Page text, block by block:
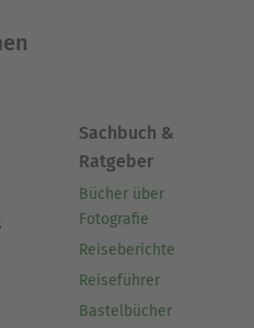
Sachbuch &
Ratgeber
Bücher über
Fotografie
Reiseberichte
Reiseführer
Bastelbücher